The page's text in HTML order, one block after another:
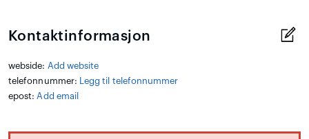
Kontaktinformasjon
webside: Add website
telefonnummer:
Legg til telefonnummer
epost: Add email